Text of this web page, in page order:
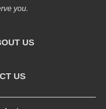
you.
US
US